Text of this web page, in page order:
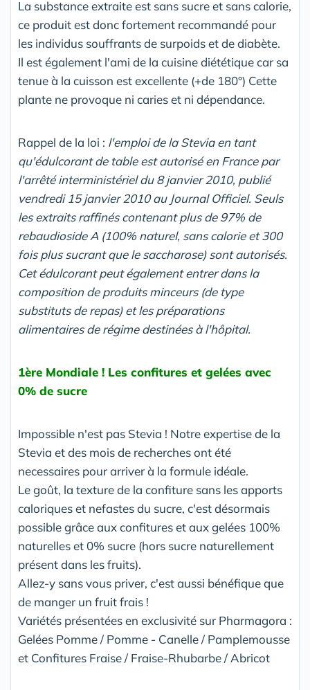
La substance extraite est sans sucre et sans calorie,
ce produit est donc fortement recommandé pour
les individus souffrants de surpoids et de diabète.
Il est également l'ami de la cuisine diététique car sa
tenue à la cuisson est excellente (+de 180°) Cette
plante ne provoque ni caries et ni dépendance.
Rappel de la loi : l'emploi de la Stevia en tant
qu'édulcorant de table est autorisé en France par
l'arrêté interministériel du 8 janvier 2010, publié
vendredi 15 janvier 2010 au Journal Officiel. Seuls
les extraits raffinés contenant plus de 97% de
rebaudioside A (100% naturel, sans calorie et 300
fois plus sucrant que le saccharose) sont autorisés.
Cet édulcorant peut également entrer dans la
composition de produits minceurs (de type
substituts de repas) et les préparations
alimentaires de régime destinées à l'hôpital.
1ère Mondiale ! Les confitures et gelées avec
0% de sucre
Impossible n'est pas Stevia ! Notre expertise de la
Stevia et des mois de recherches ont été
necessaires pour arriver à la formule idéale.
Le goût, la texture de la confiture sans les apports
caloriques et nefastes du sucre, c'est désormais
possible grâce aux confitures et aux gelées 100%
naturelles et 0% sucre (hors sucre naturellement
présent dans les fruits).
Allez-y sans vous priver, c'est aussi bénéfique que
de manger un fruit frais !
Variétés présentées en exclusivité sur Pharmagora :
Gelées Pomme / Pomme - Canelle / Pamplemousse
et Confitures Fraise / Fraise-Rhubarbe / Abricot